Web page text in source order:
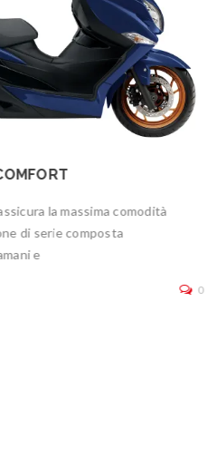
la massima comodità
di serie composta
e
0